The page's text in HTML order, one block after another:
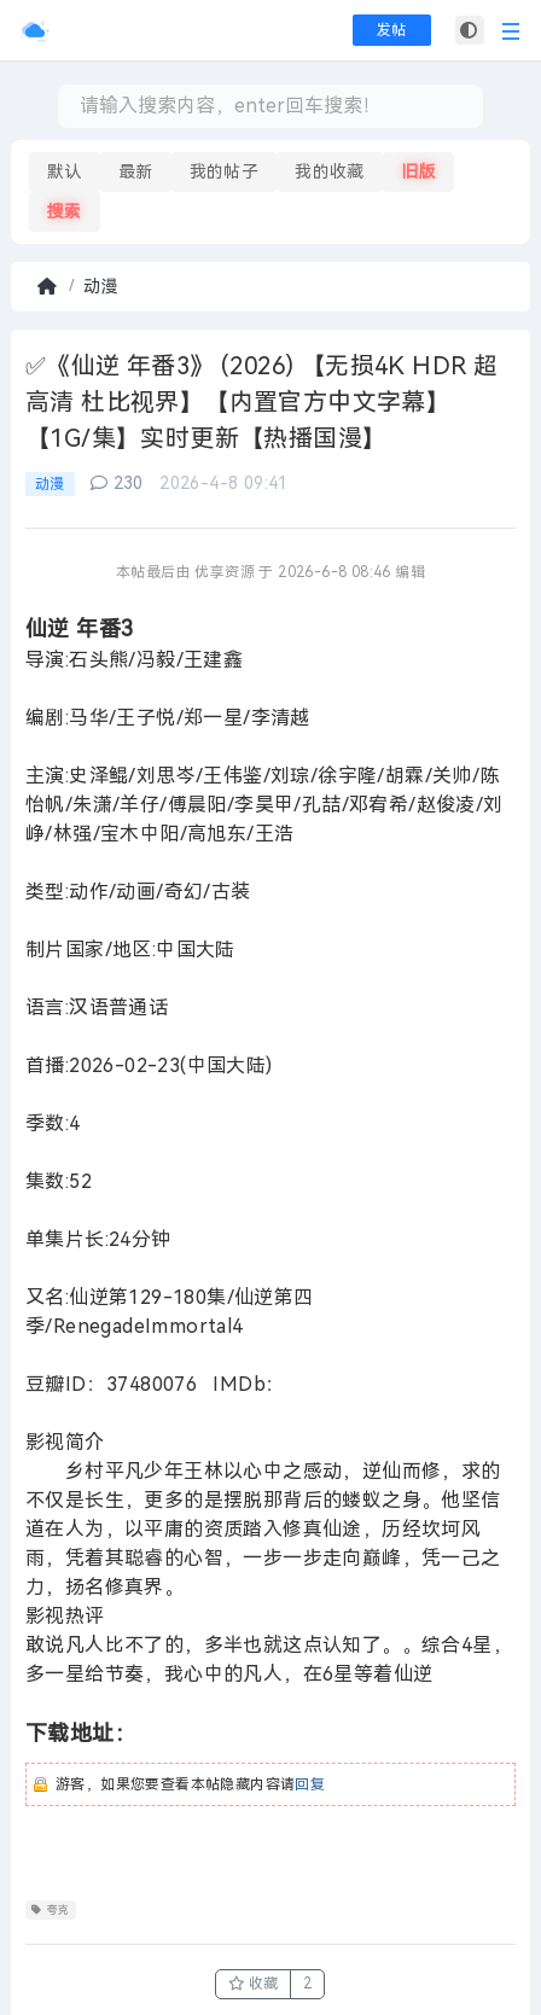
发帖
默认 最新 我的帖子 我的收藏 旧版
搜索
页
动漫
✅《仙逆 年番3》 (2026) 【无损4K HDR 超
高清 杜比视界】【内置官方中文字幕】
【1G/集】实时更新【热播国漫】
动漫 230 2026-4-8 09:41
本帖最后由 优享资源 于 2026-6-8 08:46 编辑
仙逆 年番3
导演:石头熊/冯毅/王建鑫
编剧:马华/王子悦/郑一星/李清越
主演:史泽鲲/刘思岑/王伟鉴/刘琮/徐宇隆/胡霖/关帅/陈
怡帆/朱潇/羊仔/傅晨阳/李昊甲/孔喆/邓宥希/赵俊凌/刘
峥/林强/宝木中阳/高旭东/王浩
类型:动作/动画/奇幻/古装
制片国家/地区:中国大陆
语言:汉语普通话
首播:2026-02-23(中国大陆)
季数:4
集数:52
单集片长:24分钟
又名:仙逆第129-180集/仙逆第四
季/RenegadeImmortal4
豆瓣ID：37480076 IMDb：
影视简介
乡村平凡少年王林以心中之感动，逆仙而修，求的
不仅是长生，更多的是摆脱那背后的蝼蚁之身。他坚信
道在人为，以平庸的资质踏入修真仙途，历经坎坷风
雨，凭着其聪睿的心智，一步一步走向巅峰，凭一己之
力，扬名修真界。
影视热评
敢说凡人比不了的，多半也就这点认知了。。综合4星，
多一星给节奏，我心中的凡人，在6星等着仙逆
下载地址：
游客，如果您要查看本帖隐藏内容请回复
夸克
收藏 2